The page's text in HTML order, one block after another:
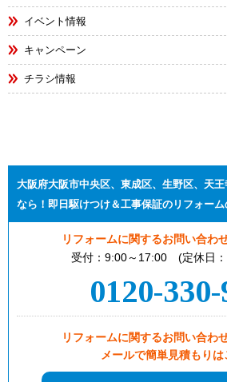
イベント情報
キャンペーン
チラシ情報
大阪府大阪市中央区、東成区、生野区、天
なら！即日駆けつけ＆工事保証のリフォー
リフォームに関するお問い合わ
受付：9:00～17:00 (定休日
0120-
リフォームに関するお問い合わ
メールで簡単見積もりは